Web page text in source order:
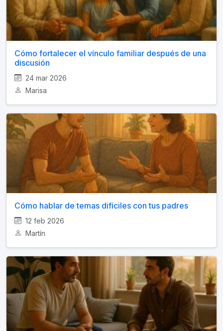
Cómo fortalecer el vínculo familiar después de una
discusión
24 mar 2026
Marisa
Cómo hablar de temas difíciles con tus padres
12 feb 2026
Martín